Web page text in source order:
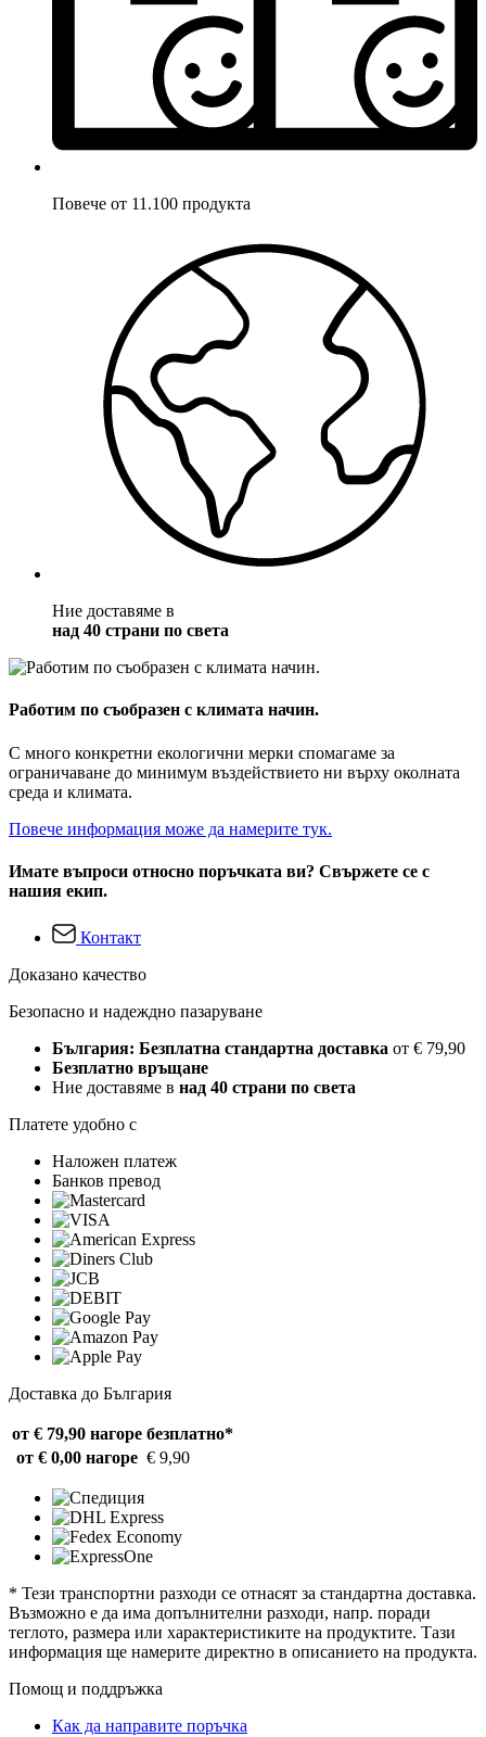
Повече от 11.100 продукта
Ние доставяме в
над 40 страни по света
Работим по съобразен с климата начин.
С много конкретни екологични мерки спомагаме за
ограничаване до минимум въздействието ни върху околната
среда и климата.
Повече информация може да намерите тук.
Имате въпроси относно поръчката ви? Свържете се с
нашия екип.
Контакт
Доказано качество
Безопасно и надеждно пазаруване
България: Безплатна стандартна доставка от € 79,90
Безплатно връщане
Ние доставяме в над 40 страни по света
Платете удобно с
Наложен платеж
Банков превод
Доставка до България
от € 79,90 нагоре безплатно*
от € 0,00 нагоре € 9,90
* Тези транспортни разходи се отнасят за стандартна доставка.
Възможно е да има допълнителни разходи, напр. поради
теглото, размера или характеристиките на продуктите. Тази
информация ще намерите директно в описанието на продукта.
Помощ и поддръжка
Как да направите поръчка